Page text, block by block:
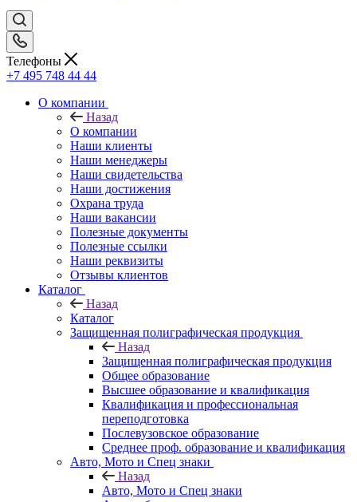
Телефоны
+7 495 748 44 44
О компании
Назад
О компании
Наши клиенты
Наши менеджеры
Наши свидетельства
Наши достижения
Охрана труда
Наши вакансии
Полезные документы
Полезные ссылки
Наши реквизиты
Отзывы клиентов
Каталог
Назад
Каталог
Защищенная полиграфическая продукция
Назад
Защищенная полиграфическая продукция
Общее образование
Высшее образование и квалификация
Квалификация и профессиональная
переподготовка
Послевузовское образование
Среднее проф. образование и квалификация
Авто, Мото и Спец знаки
Назад
Авто, Мото и Спец знаки